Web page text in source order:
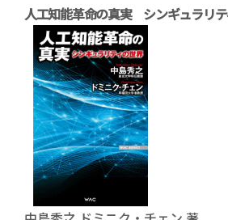
人工知能革命の真実 シンギュラリ